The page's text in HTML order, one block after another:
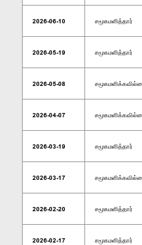
2026-06-10 சமூகமளித்தார்
2026-05-19 சமூகமளித்தார்
2026-05-08
2026-04-07
2026-03-19 சமூகமளித்தார்
2026-03-17
2026-02-20 சமூகமளித்தார்
2026-02-17 சமூகமளித்தார்